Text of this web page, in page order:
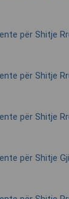
për Shitje
për Shitje
për Shitje
për Shitje